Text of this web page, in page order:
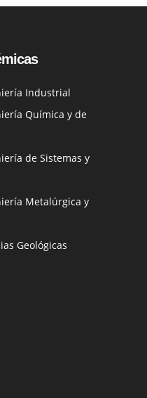
Industrial
Química y de
de Sistemas y
Metalúrgica y
Geológicas